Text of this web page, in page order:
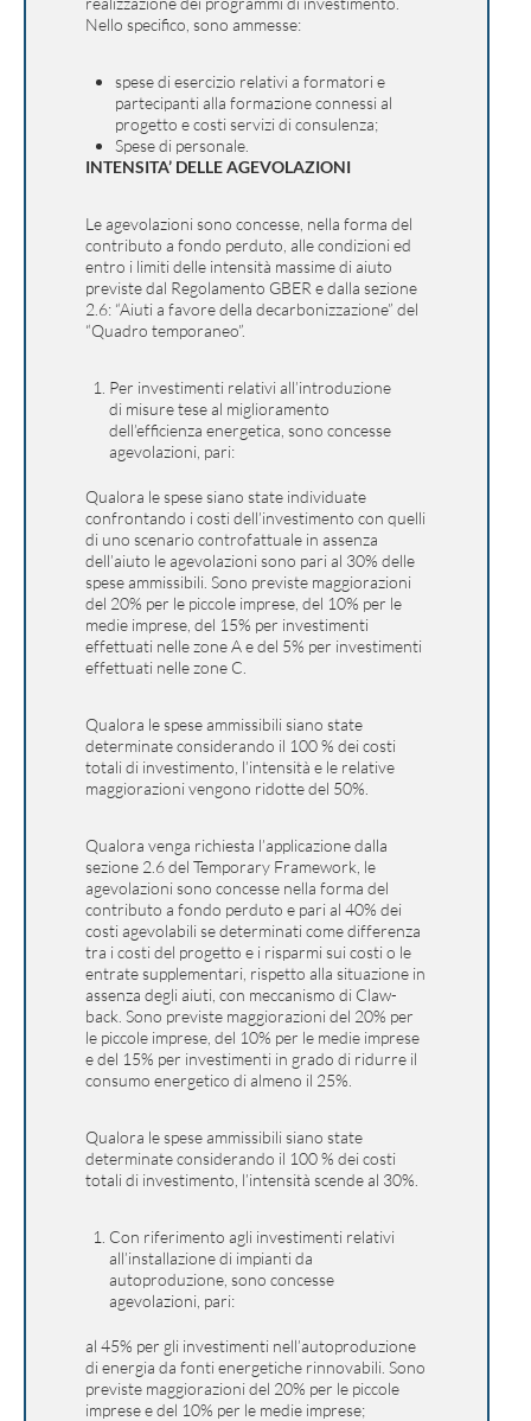
Nello specifico, sono ammesse:
spese di esercizio relativi a formatori e
partecipanti alla formazione connessi al
progetto e costi servizi di consulenza;
Spese di personale.
INTENSITA’ DELLE AGEVOLAZIONI
Le agevolazioni sono concesse, nella forma del
contributo a fondo perduto, alle condizioni ed
entro i limiti delle intensità massime di aiuto
previste dal Regolamento GBER e dalla sezione
2.6: “Aiuti a favore della decarbonizzazione” del
“Quadro temporaneo”.
Per investimenti relativi all’introduzione
di misure tese al miglioramento
dell’efficienza energetica, sono concesse
agevolazioni, pari:
Qualora le spese siano state individuate
confrontando i costi dell’investimento con quelli
di uno scenario controfattuale in assenza
dell’aiuto le agevolazioni sono pari al 30% delle
spese ammissibili. Sono previste maggiorazioni
del 20% per le piccole imprese, del 10% per le
medie imprese, del 15% per investimenti
effettuati nelle zone A e del 5% per investimenti
effettuati nelle zone C.
Qualora le spese ammissibili siano state
determinate considerando il 100 % dei costi
totali di investimento, l’intensità e le relative
maggiorazioni vengono ridotte del 50%.
Qualora venga richiesta l’applicazione dalla
sezione 2.6 del Temporary Framework, le
agevolazioni sono concesse nella forma del
contributo a fondo perduto e pari al 40% dei
costi agevolabili se determinati come differenza
tra i costi del progetto e i risparmi sui costi o le
entrate supplementari, rispetto alla situazione in
assenza degli aiuti, con meccanismo di Claw-
back. Sono previste maggiorazioni del 20% per
le piccole imprese, del 10% per le medie imprese
e del 15% per investimenti in grado di ridurre il
consumo energetico di almeno il 25%.
Qualora le spese ammissibili siano state
determinate considerando il 100 % dei costi
totali di investimento, l’intensità scende al 30%.
Con riferimento agli investimenti relativi
all’installazione di impianti da
autoproduzione, sono concesse
agevolazioni, pari:
al 45% per gli investimenti nell’autoproduzione
di energia da fonti energetiche rinnovabili. Sono
previste maggiorazioni del 20% per le piccole
imprese e del 10% per le medie imprese;